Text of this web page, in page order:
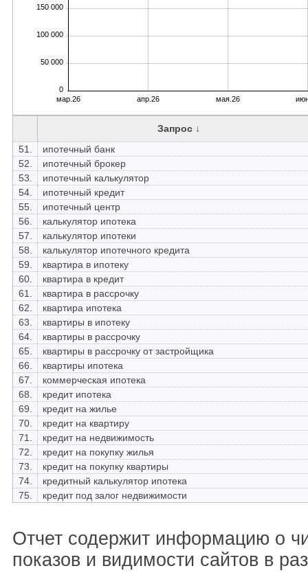
0
50 000
100 000
150 000
мар.26 апр.26 мая.26
Запрос ↓
51.
ипотечный банк
52.
ипотечный брокер
53.
ипотечный калькулятор
54.
ипотечный кредит
55.
ипотечный центр
56.
калькулятор ипотека
57.
калькулятор ипотеки
58.
калькулятор ипотечного кредита
59.
квартира в ипотеку
60.
квартира в кредит
61.
квартира в рассрочку
62.
квартира ипотека
63.
квартиры в ипотеку
64.
квартиры в рассрочку
65.
квартиры в рассрочку от застройщика
66.
квартиры ипотека
67.
коммерческая ипотека
68.
кредит ипотека
69.
кредит на жилье
70.
кредит на квартиру
71.
кредит на недвижимость
72.
кредит на покупку жилья
73.
кредит на покупку квартиры
74.
кредитный калькулятор ипотека
75.
кредит под залог недвижимости
Отчет содержит информацию о
показов и видимости сайтов в